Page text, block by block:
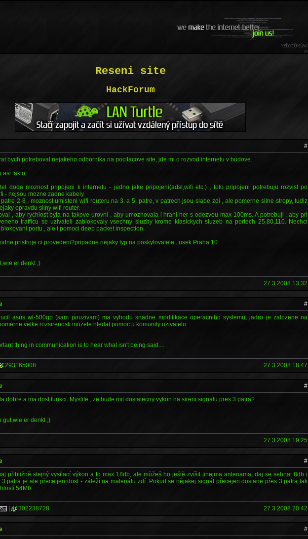
Reseni site
HackForum
#
bych potreboval nejakeho odbornika na pocitacove site, jde mi o rozvod internetu v budove.
asi takto:
doda moznost pripojeni k internetu - jedno jake pripojeni(adsl,wifi etc.) , toto pripojeni potrebuju rozvist po
- nejsou mozne zadne kabely.
2-8 , moznost umisteni wifi routeru na 3. a 5. patre, v patrech jsou slabe zdi , ale pomerne silne stropy, tudiz
opravdu silny wifi router.
, aby rychlost byla na takove urovni , aby umoznovala i hrani her s odezvou max 100ms. A potrebuji , aby pri
trafficu se uzivateli zablokovaly vsechny sluzby krome klasickych sluzeb na portech 25,80,110. Nechci
portu , ale i pomoci deep packet inspection.
pristroje ci provedeni?pripadne nejaky typ na poskytovatele...usek Praha 10
er denkt ;)
27.3.2008 13:32
#
asus wl-500gp (sam pouzivam) ma vyhodu snadne modifikace operacniho systemu, jadro je zalozene na
velke rozsirenosti muzete hledat pomoc u komunity uzivatelu
thing in communication is to hear what isn't being said....
293165008 27.3.2008 18:47
#
dobre a ma dost funkci. Myslite , ze bude mit dostatecny vykon na sireni signalu pres 3 patra?
gut,wie er denkt ;)
27.3.2008 19:25
#
přibližně stejný vysílací výkon a to max 18db, ale můžeš ho ještě zvíšit jinejma antenama, daj se sehnat 8db i
3 patra je ale přece jen dost - záleží na materiálu zdí. Pokud se nějakej signál přecejen dostane přes 3 patra tak
54Mb.
| 302238728 27.3.2008 20:42
#